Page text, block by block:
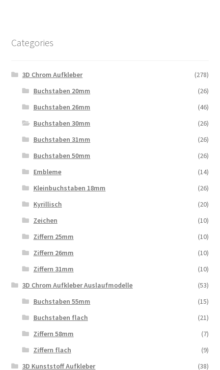
Categories
3D Chrom Aufkleber
(278)
Buchstaben 20mm
(26)
Buchstaben 26mm
(46)
Buchstaben 30mm
(26)
Buchstaben 31mm
(26)
Buchstaben 50mm
(26)
Embleme
(14)
Kleinbuchstaben 18mm
(26)
Kyrillisch
(20)
Zeichen
(10)
Ziffern 25mm
(10)
Ziffern 26mm
(10)
Ziffern 31mm
(10)
3D Chrom Aufkleber Auslaufmodelle
(53)
Buchstaben 55mm
(15)
Buchstaben flach
(21)
Ziffern 58mm
(7)
Ziffern flach
(9)
3D Kunststoff Aufkleber
(38)